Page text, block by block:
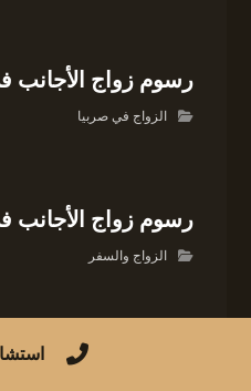
رسوم زواج الأجانب
الزواج في صربيا
رسوم زواج الأجانب
الزواج والسفر